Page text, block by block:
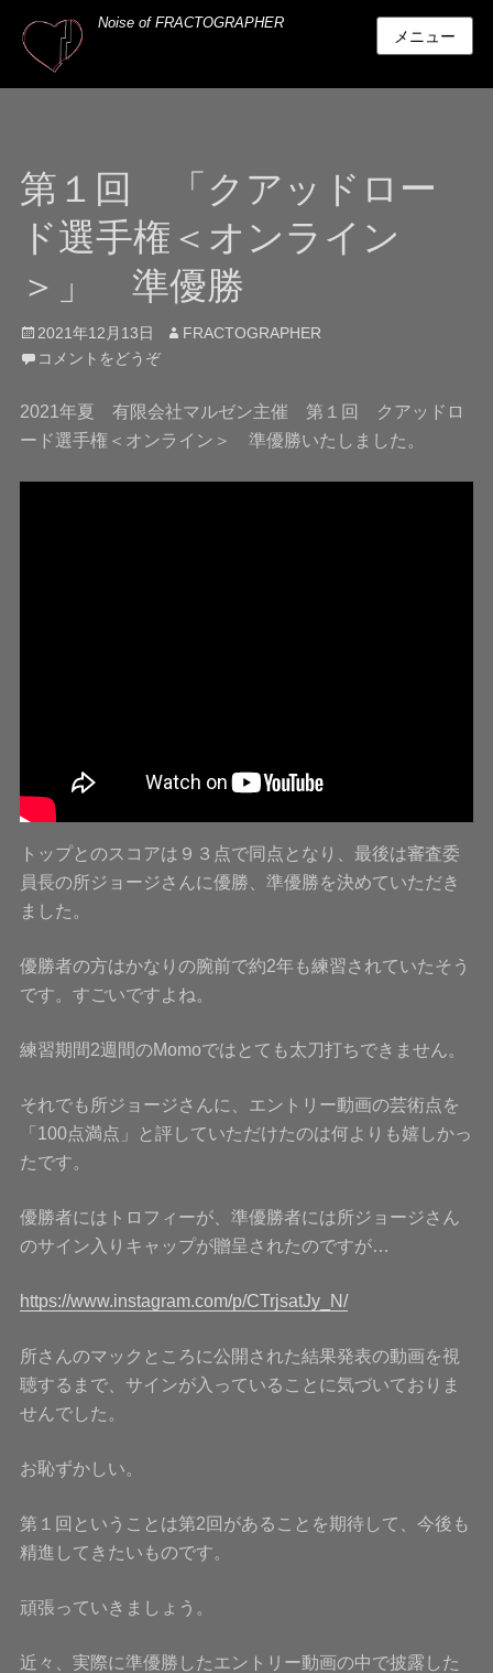
Noise of FRACTOGRAPHER
メニュー
第１回 「クアッドロー
ド選手権＜オンライン
＞」 準優勝
投
稿
2021年12月13日
投 FRACTOGRAPHER
コメントをどうぞ
2021年夏 有限会社マルゼン主催 第１回 クアッドロ
ード選手権＜オンライン＞ 準優勝いたしました。
トップとのスコアは９３点で同点となり、最後は審査委
員長の所ジョージさんに優勝、準優勝を決めていただき
ました。
優勝者の方はかなりの腕前で約2年も練習されていたそう
です。すごいですよね。
練習期間2週間のMomoではとても太刀打ちできません。
それでも所ジョージさんに、エントリー動画の芸術点を
「100点満点」と評していただけたのは何よりも嬉しかっ
たです。
優勝者にはトロフィーが、準優勝者には所ジョージさん
のサイン入りキャップが贈呈されたのですが…
https://www.instagram.com/p/CTrjsatJy_N/
所さんのマックところに公開された結果発表の動画を視
聴するまで、サインが入っていることに気づいておりま
せんでした。
お恥ずかしい。
第１回ということは第2回があることを期待して、今後も
精進してきたいものです。
頑張っていきましょう。
近々、実際に準優勝したエントリー動画の中で披露した